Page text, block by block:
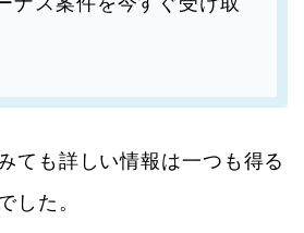
ても詳しい情報は一つも得る
した。